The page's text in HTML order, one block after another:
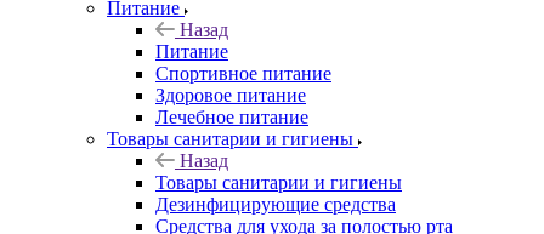
Питание
Назад
Питание
Спортивное питание
Здоровое питание
Лечебное питание
Товары санитарии и гигиены
Назад
Товары санитарии и гигиены
Дезинфицирующие средства
Средства для ухода за полостью рта